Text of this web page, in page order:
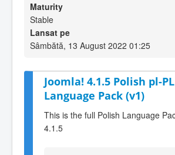
Maturity
Stable
Lansat pe
Sâmbătă, 13 August 2022 01:25
Joomla! 4.1.5 Polish pl-PL
Language Pack (v1)
This is the full Polish Language
4.1.5